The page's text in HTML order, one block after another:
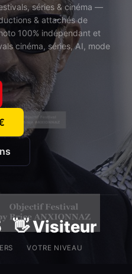
séries & cinéma —
& attachés de
100% indépendant et
cinéma, séries, AI, mode
👋 Visiteur
VOTRE NIVEAU